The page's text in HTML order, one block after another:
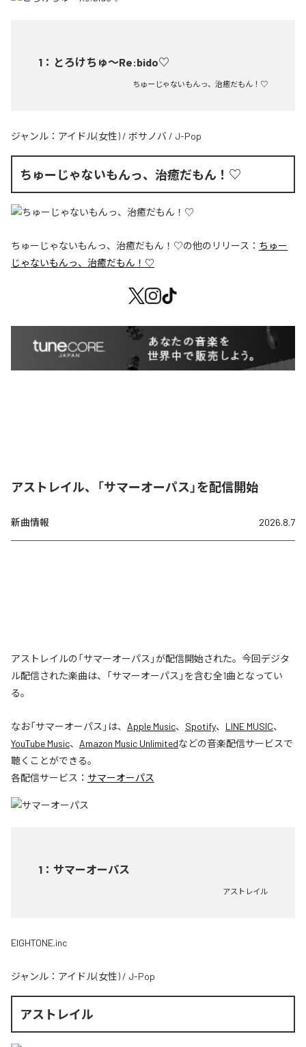
1 ： とろけちゅ〜Re:bido♡
ちゅーじゃないもんっ、治癒だもん！♡
ジャンル： アイドル(女性) / ボサノバ / J-Pop
ちゅーじゃないもんっ、治癒だもん！♡
ちゅーじゃないもんっ、治癒だもん！♡の他のリリース： ちゅー
じゃないもんっ、治癒だもん！♡
アストレイル、「サマーオーパス」を配信開始
新曲情報 2026.8.7
アストレイルの「サマーオーパス」が配信開始された。今回デジタ
ル配信された楽曲は、「サマーオーパス」を含む全1曲となってい
る。
なお「サマーオーパス 」は、 Apple Music、 Spotify、 LINE MUSIC、
YouTube Music、 Amazon Music Unlimitedなどの音楽配信サービスで
聴くことができる。
各配信サービス： サマーオーパス
1 ： サマーオーパス
アストレイル
EIGHTONE.inc
ジャンル： アイドル(女性) / J-Pop
アストレイル